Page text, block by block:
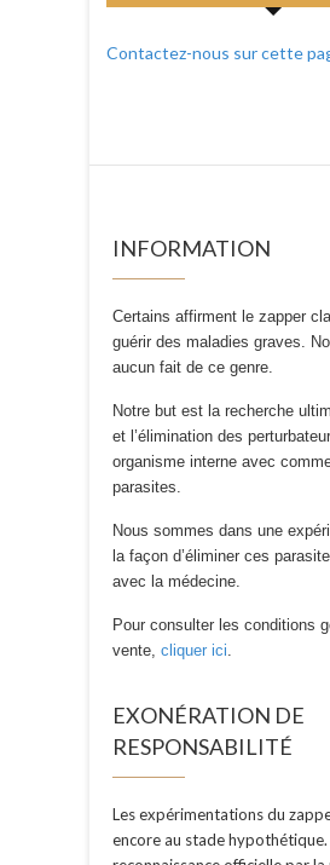
Contactez-nous sur cette
INFORMATION
Certains affirment le zapper
guérir des maladies graves.
aucun fait de ce genre.
Notre but est la recherche
et l’élimination des
organisme interne avec
parasites.
Nous sommes dans une
la façon d’éliminer ces
avec la médecine.
Pour consulter les conditions
vente, cliquer ici.
EXONÉRATION DE
RESPONSABILITÉ
Les expérimentations du
encore au stade hypothétique.